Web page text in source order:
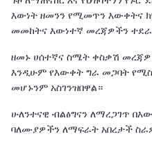
እውነት ዘመንን የሚመጥን እውቀትና
መመከትና እውነተኛ መረጃዎችን
ዘመኑ ሀሰተኛና ስሜት ቀስቃሽ
እንዲሁም የእውቀት ግራ መጋባት
መሆኑንም አስገንዝበዋል።
ሁለንተናዊ ብልፅግናን ለማረጋገጥ
ባለሙያዎችን ለማፍራት አበረታች